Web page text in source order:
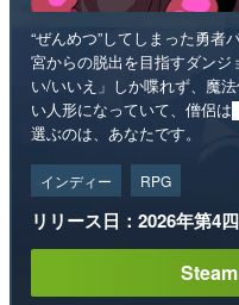
“ぜんめつ”してしまった勇者
宮からの脱出を目指すダン
い/いいえ」しか喋れず、魔
い人形になっていて、僧侶
選ぶのは、あなたです。
インディー RPG
リリース日：2026年第4